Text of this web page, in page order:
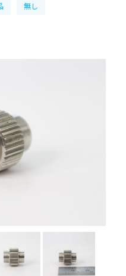
無し